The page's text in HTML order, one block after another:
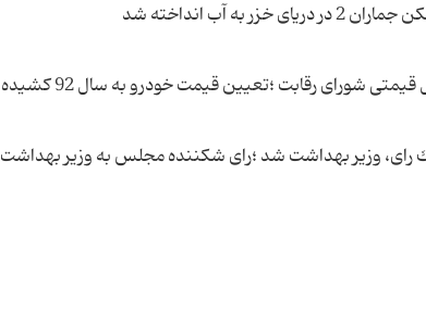
آب انداخته شد
رقابت ؛تعیین قیمت خودرو به سال 92 كشیده شد
وزیر بهداشت شد ؛رای شكننده مجلس به وزیر بهداشت